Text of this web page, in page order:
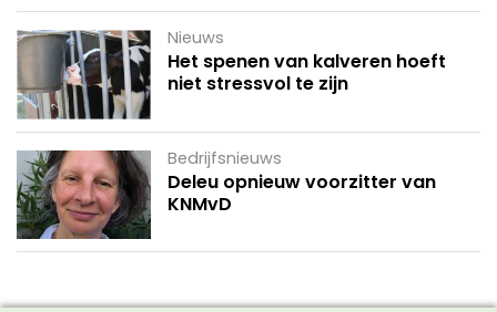
Nieuws
Het spenen van kalveren hoeft
niet stressvol te zijn
Bedrijfsnieuws
Deleu opnieuw voorzitter van
KNMvD